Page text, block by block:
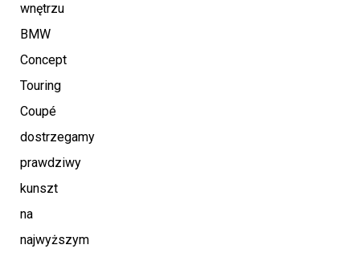
wnętrzu
BMW
Concept
Touring
Coupé
dostrzegamy
prawdziwy
kunszt
na
najwyższym